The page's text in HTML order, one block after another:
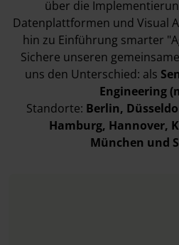
über die
Datenplattformen und Visual
hin zu Einführung smarter
Sichere unseren
uns den Unterschied: als
Engineering
Standorte: Berlin,
Hamburg, Hannover,
München und